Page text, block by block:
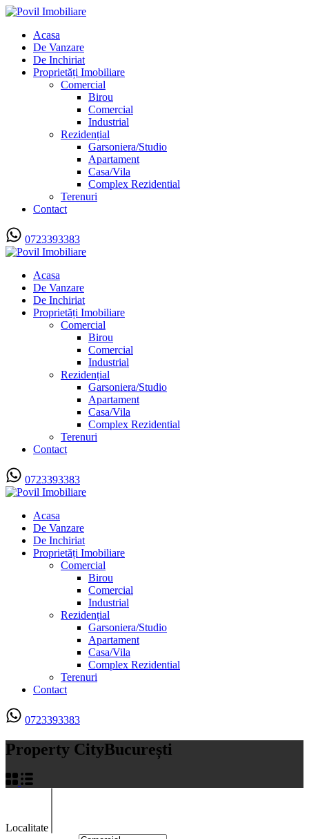
Acasa
De Vanzare
De Inchiriat
Proprietăți Imobiliare
Comercial
Birou
Comercial
Industrial
Rezidențial
Garsoniera/Studio
Apartament
Casa/Vila
Complex Rezidential
Terenuri
Contact
0723393383
Acasa
De Vanzare
De Inchiriat
Proprietăți Imobiliare
Comercial
Birou
Comercial
Industrial
Rezidențial
Garsoniera/Studio
Apartament
Casa/Vila
Complex Rezidential
Terenuri
Contact
0723393383
Acasa
De Vanzare
De Inchiriat
Proprietăți Imobiliare
Comercial
Birou
Comercial
Industrial
Rezidențial
Garsoniera/Studio
Apartament
Casa/Vila
Complex Rezidential
Terenuri
Contact
0723393383
Property CityBucurești
Localitate